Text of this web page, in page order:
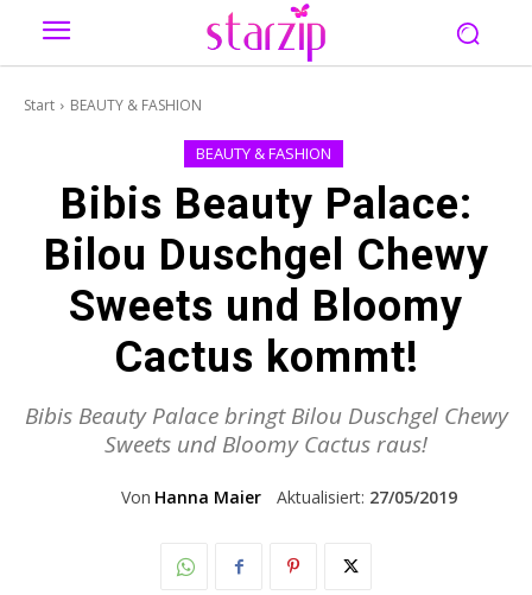
Start BEAUTY & FASHION
BEAUTY & FASHION
Bibis Beauty Palace:
Bilou Duschgel Chewy
Sweets und Bloomy
Cactus kommt!
Bibis Beauty Palace bringt Bilou Duschgel Chewy
Sweets und Bloomy Cactus raus!
Von Hanna Maier Aktualisiert: 27/05/2019